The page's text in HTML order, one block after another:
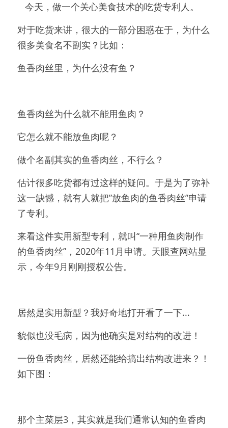
   今天，做一个关心美食技术的吃货专利人。
对于吃货来讲，很大的一部分困惑在于，为什么
很多美食名不副实？比如：
鱼香肉丝里，为什么没有鱼？
鱼香肉丝为什么就不能用鱼肉？
它怎么就不能放鱼肉呢？
做个名副其实的鱼香肉丝，不行么？
估计很多吃货都有过这样的疑问。于是为了弥补
这一缺憾，就有人就把”放鱼肉的鱼香肉丝”申请
了专利。
来看这件实用新型专利，就叫“一种用鱼肉制作
的鱼香肉丝”，2020年11月申请。天眼查网站显
示，今年9月刚刚授权公告。
居然是实用新型？我好奇地打开看了一下...
貌似也没毛病，因为他确实是对结构的改进！
一份鱼香肉丝，居然还能给搞出结构改进来？！
如下图：
那个主菜层3，其实就是我们通常认知的鱼香肉